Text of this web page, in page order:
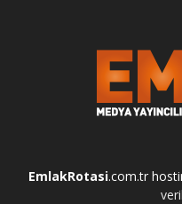
EmlakRotasi.com.tr